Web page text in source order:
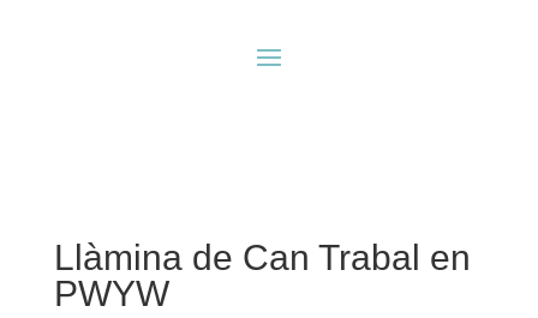
Llàmina de Can Trabal en
PWYW